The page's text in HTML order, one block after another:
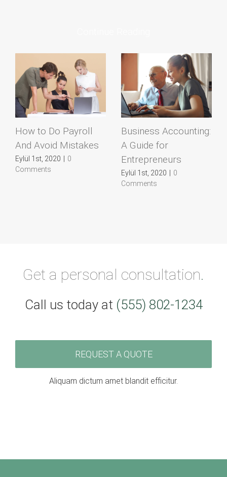
How to Do Payroll
And Avoid Mistakes
Eylül 1st, 2020
0
Comments
Business Accounting:
A Guide for
Entrepreneurs
Eylül 1st, 2020
0
Comments
Get a personal consultation.
Call us today at (555) 802-1234
REQUEST A QUOTE
Aliquam dictum amet blandit efficitur.